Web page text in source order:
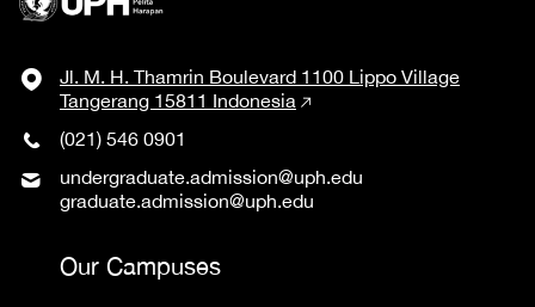
Jl. M. H. Thamrin Boulevard 1100 Lippo Village
Tangerang 15811 Indonesia
(021) 546 0901
undergraduate.admission@uph.edu
graduate.admission@uph.edu
Our Campuses